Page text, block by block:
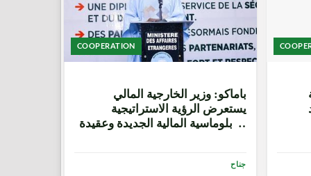
COOPERATION
باماكو: وزير الخارجية المالي
يستعرض الرؤية الاستراتيجية
للدبلوماسية المالية الجديدة وعقيدة
جناح